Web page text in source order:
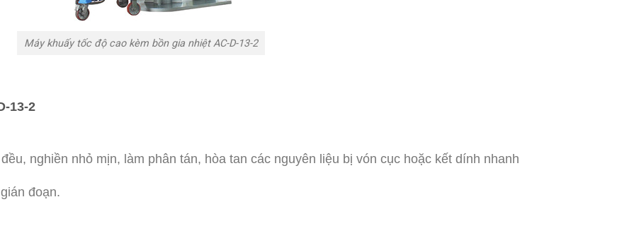
Máy khuấy tốc độ cao kèm bồn gia nhiệt AC-D-13-2
13-2
nghiền nhỏ mịn, làm phân tán, hòa tan các nguyên liệu bị vón cục hoặc kết dính nhanh
đoạn.